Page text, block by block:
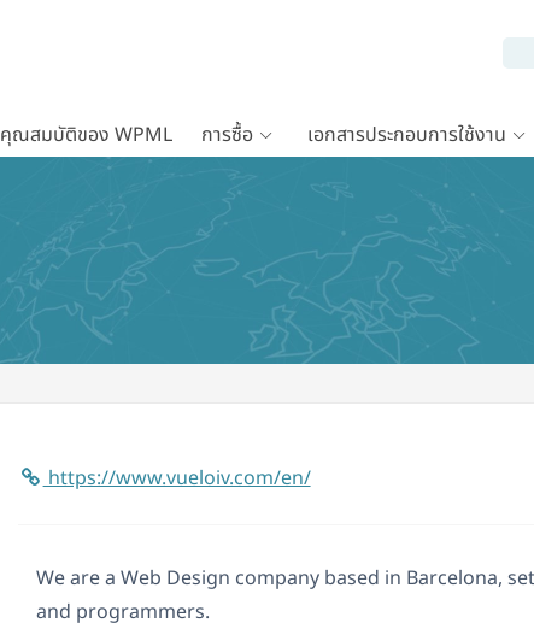
คุณสมบัติของ WPML การซื้อ เอกสารประกอบการใช้งาน
https://www.vueloiv.com/en/
We are a Web Design company based in Barcelona,
and programmers.